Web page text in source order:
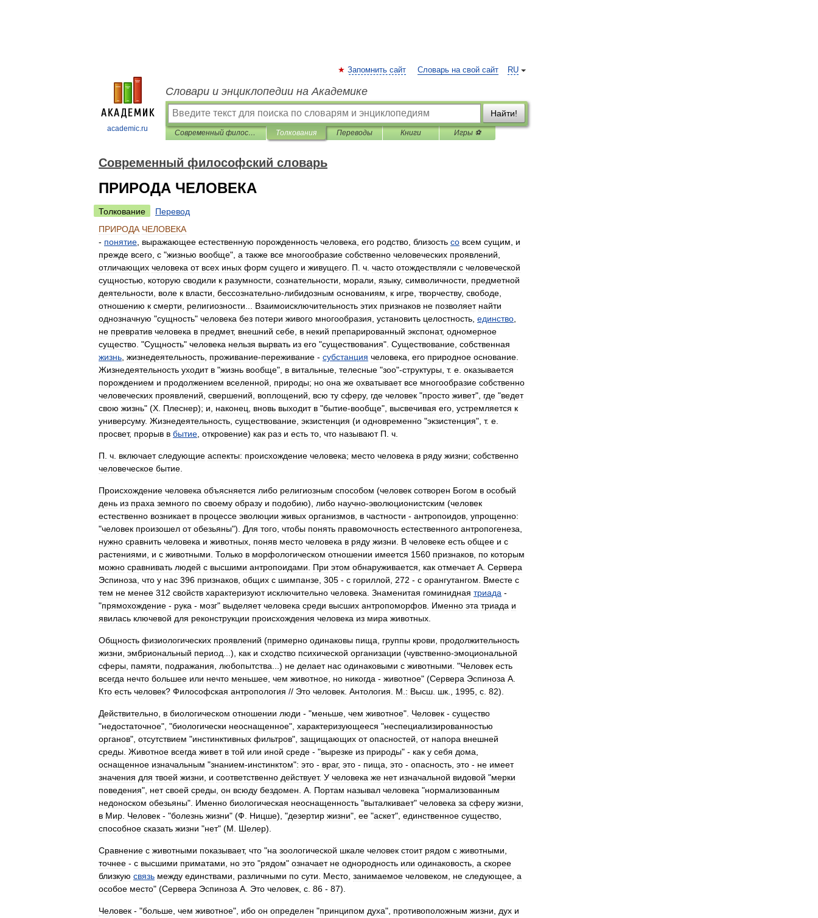
academic.ru
RU
Запомнить сайт Словарь на свой сайт
Словари и энциклопедии на Академике
Найти!
Современный философский словарь Толкования Переводы Книги Игры ⚽
Современный философский словарь
ПРИРОДА ЧЕЛОВЕКА
Толкование
Перевод
ПРИРОДА ЧЕЛОВЕКА
- понятие выражающее естественную порожденность человека его родство близость со всем сущим
и
прежде всего с "жизнью вообще", а также все многообразие собственно человеческих проявлений
отличающих человека от всех иных форм сущего и живущего П ч часто отождествляли с человеческой
сущностью
которую сводили к разумности сознательности морали языку, символичности
предметной
деятельности
воле к власти бессознательно-либидозным основаниям к игре творчеству, свободе
отношению к смерти религиозности Взаимоисключительность этих признаков не позволяет найти
однозначную "сущность" человека без потери живого многообразия установить целостность единство
не превратив человека в предмет, внешний себе в некий препарированный экспонат, одномерное
существо . "Сущность" человека нельзя вырвать из его "существования". Существование собственная
жизнь жизнедеятельность проживание-переживание - субстанция человека его природное основание
Жизнедеятельность уходит в "жизнь вообще", в витальные телесные "зоо"-структуры т. е оказывается
порождением и продолжением вселенной природы; но она же охватывает все многообразие собственно
человеческих проявлений свершений воплощений всю ту сферу, где человек "просто живет", где "ведет
свою жизнь" (X Плеснер); и наконец вновь выходит в "бытие-вообще", высвечивая его устремляется к
универсуму. Жизнедеятельность существование экзистенция (и одновременно "экзистенция", т. е
просвет, прорыв в бытие откровение) как раз и есть то что называют П ч
П ч включает следующие аспекты: происхождение человека; место человека в ряду жизни; собственно
человеческое бытие
Происхождение человека объясняется либо религиозным способом (человек сотворен Богом в особый
день из праха земного по своему образу и подобию), либо научно-эволюционистским (человек
естественно возникает в процессе эволюции живых организмов в частности - антропоидов упрощенно:
"человек произошел от обезьяны"). Для того чтобы понять правомочность естественного антропогенеза
нужно сравнить человека и животных поняв место человека в ряду жизни В человеке есть общее и с
растениями
и с животными Только в морфологическом отношении имеется 1560 признаков по которым
можно сравнивать людей с высшими антропоидами При этом обнаруживается как отмечает А Сервера
Эспиноза что у нас 396 признаков общих с шимпанзе 305 - с гориллой 272 - с орангутангом Вместе с
тем не менее 312 свойств характеризуют исключительно человека Знаменитая гоминидная триада -
"прямохождение - рука - мозг" выделяет человека среди высших антропоморфов Именно эта триада и
явилась ключевой для реконструкции происхождения человека из мира животных
Общность физиологических проявлений (примерно одинаковы пища группы крови
продолжительность
жизни эмбриональный период ...), как и сходство психической организации (чувственно-эмоциональной
сферы памяти подражания любопытства ...) не делает нас одинаковыми с животными . "Человек есть
всегда нечто большее или нечто меньшее чем животное но никогда - животное" (Сервера Эспиноза А
Кто есть человек? Философская антропология // Это человек Антология М : Высш шк 1995 с 82).
Действительно в биологическом отношении люди - "меньше чем животное". Человек - существо
"недостаточное", "биологически неоснащенное", характеризующееся "неспециализированностью
органов", отсутствием "инстинктивных фильтров", защищающих от опасностей от напора внешней
среды Животное всегда живет в той или иной среде - "вырезке из природы" - как у себя дома
оснащенное изначальным "знанием-инстинктом": это - враг, это - пища это - опасность это - не имеет
значения для твоей жизни и соответственно действует. У человека же нет изначальной видовой "мерки
поведения", нет своей среды он всюду бездомен А Портам называл человека "нормализованным
недоноском обезьяны". Именно биологическая неоснащенность "выталкивает" человека за сферу жизни
в Мир Человек - "болезнь жизни" (Ф Ницше), "дезертир жизни", ее "аскет", единственное существо
способное сказать жизни "нет" (М Шелер).
Сравнение с животными показывает, что "на зоологической шкале человек стоит рядом с животными
точнее - с высшими приматами но это "рядом" означает не однородность или одинаковость а скорее
близкую связь между единствами различными по сути Место занимаемое человеком не следующее а
особое место" (Сервера Эспиноза А Это человек с 86 - 87).
Человек - "больше чем животное", ибо он определен "принципом духа", противоположным жизни дух и